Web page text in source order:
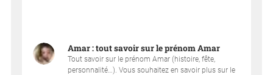
Amar : tout savoir sur le prénom Amar
Tout savoir sur le prénom Amar (histoire, fête,
personnalité…). Vous souhaitez en savoir plus sur le